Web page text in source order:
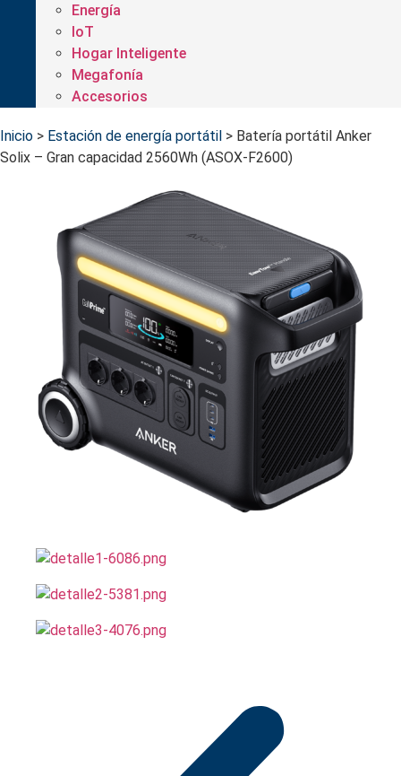
Energía
IoT
Hogar Inteligente
Megafonía
Accesorios
Inicio > Estación de energía portátil > Batería portátil Anker
Solix – Gran capacidad 2560Wh (ASOX-F2600)